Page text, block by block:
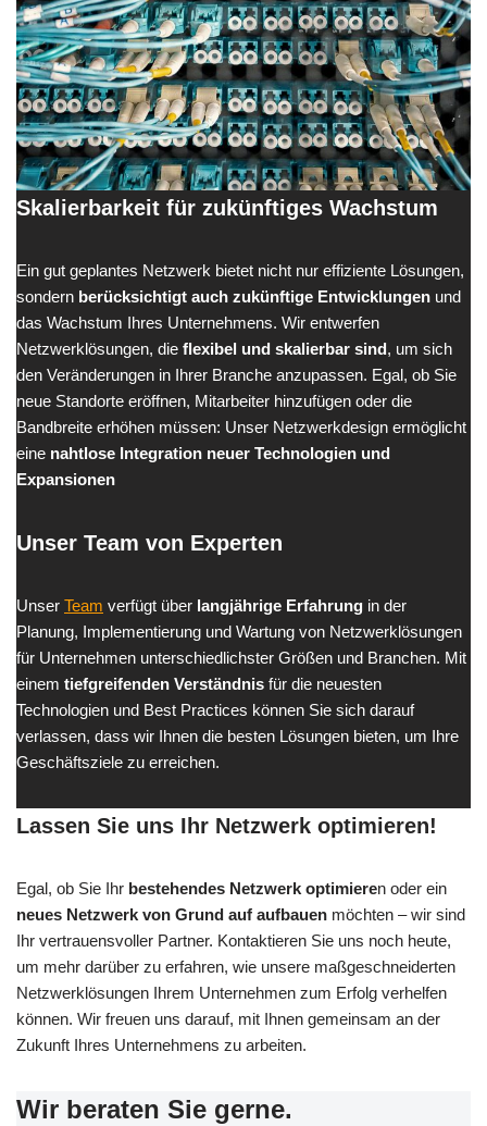
Skalierbarkeit für zukünftiges Wachstum
Ein gut geplantes Netzwerk bietet nicht nur effiziente Lösungen,
sondern berücksichtigt auch zukünftige Entwicklungen und
das Wachstum Ihres Unternehmens. Wir entwerfen
Netzwerklösungen, die flexibel und skalierbar sind, um sich
den Veränderungen in Ihrer Branche anzupassen. Egal, ob Sie
neue Standorte eröffnen, Mitarbeiter hinzufügen oder die
Bandbreite erhöhen müssen: Unser Netzwerkdesign ermöglicht
eine nahtlose Integration neuer Technologien und
Expansionen
Unser Team von Experten
Unser Team verfügt über langjährige Erfahrung in der
Planung, Implementierung und Wartung von Netzwerklösungen
für Unternehmen unterschiedlichster Größen und Branchen. Mit
einem tiefgreifenden Verständnis für die neuesten
Technologien und Best Practices können Sie sich darauf
verlassen, dass wir Ihnen die besten Lösungen bieten, um Ihre
Geschäftsziele zu erreichen.
Lassen Sie uns Ihr Netzwerk optimieren!
Egal, ob Sie Ihr bestehendes Netzwerk optimieren oder ein
neues Netzwerk von Grund auf aufbauen möchten – wir sind
Ihr vertrauensvoller Partner. Kontaktieren Sie uns noch heute,
um mehr darüber zu erfahren, wie unsere maßgeschneiderten
Netzwerklösungen Ihrem Unternehmen zum Erfolg verhelfen
können. Wir freuen uns darauf, mit Ihnen gemeinsam an der
Zukunft Ihres Unternehmens zu arbeiten.
Wir beraten Sie gerne.